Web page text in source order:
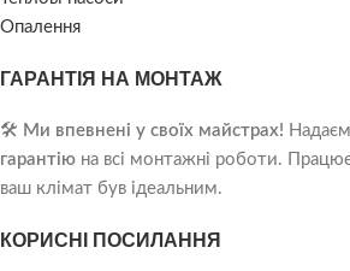
Опалення
ГАРАНТІЯ НА МОНТАЖ
🛠️ Ми впевнені у своїх майстрах!
гарантію на всі монтажні роботи.
ваш клімат був ідеальним.
КОРИСНІ ПОСИЛАННЯ